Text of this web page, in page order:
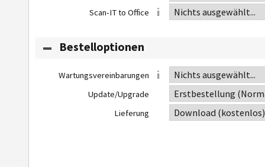
Scan-IT to Office
Bestelloptionen
Wartungsvereinbarungen
Update/Upgrade
Lieferung